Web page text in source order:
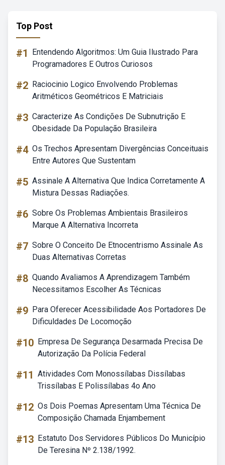
Top Post
#1
Entendendo Algoritmos: Um Guia Ilustrado Para
Programadores E Outros Curiosos
#2 Raciocinio Logico Envolvendo Problemas
Aritméticos Geométricos E Matriciais
#3 Caracterize As Condições De Subnutrição E
Obesidade Da População Brasileira
#4 Os Trechos Apresentam Divergências Conceituais
Entre Autores Que Sustentam
#5 Assinale A Alternativa Que Indica Corretamente A
Mistura Dessas Radiações.
#6 Sobre Os Problemas Ambientais Brasileiros
Marque A Alternativa Incorreta
#7 Sobre O Conceito De Etnocentrismo Assinale As
Duas Alternativas Corretas
#8 Quando Avaliamos A Aprendizagem Também
Necessitamos Escolher As Técnicas
#9 Para Oferecer Acessibilidade Aos Portadores De
Dificuldades De Locomoção
#10 Empresa De Segurança Desarmada Precisa De
Autorização Da Polícia Federal
#11 Atividades Com Monossílabas Dissílabas
Trissílabas E Polissílabas 4o Ano
#12 Os Dois Poemas Apresentam Uma Técnica De
Composição Chamada Enjambement
#13 Estatuto Dos Servidores Públicos Do Município
De Teresina Nº 2.138/1992.